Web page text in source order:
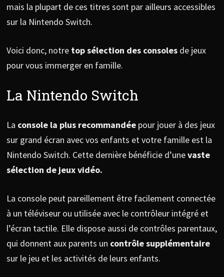
mais la plupart de ces titres sont par ailleurs accessibles
sur la Nintendo Switch.
Voici donc, notretop sélection des consolesde jeux
pour vous immerger en famille.
La Nintendo Switch
La console la plus recommandéepour jouer à des jeux
sur grand écran avec vos enfants et votre famille est la
Nintendo Switch. Cette dernière bénéficie d’unevaste
sélection de jeux vidéo.
La console peut pareillement être facilement connectée
à un téléviseur ou utilisée avec le contrôleur intégré et
l’écran tactile. Elle dispose aussi de contrôles parentaux,
qui donnent aux parents un contrôle supplémentaire
sur le jeu et les activités de leurs enfants.